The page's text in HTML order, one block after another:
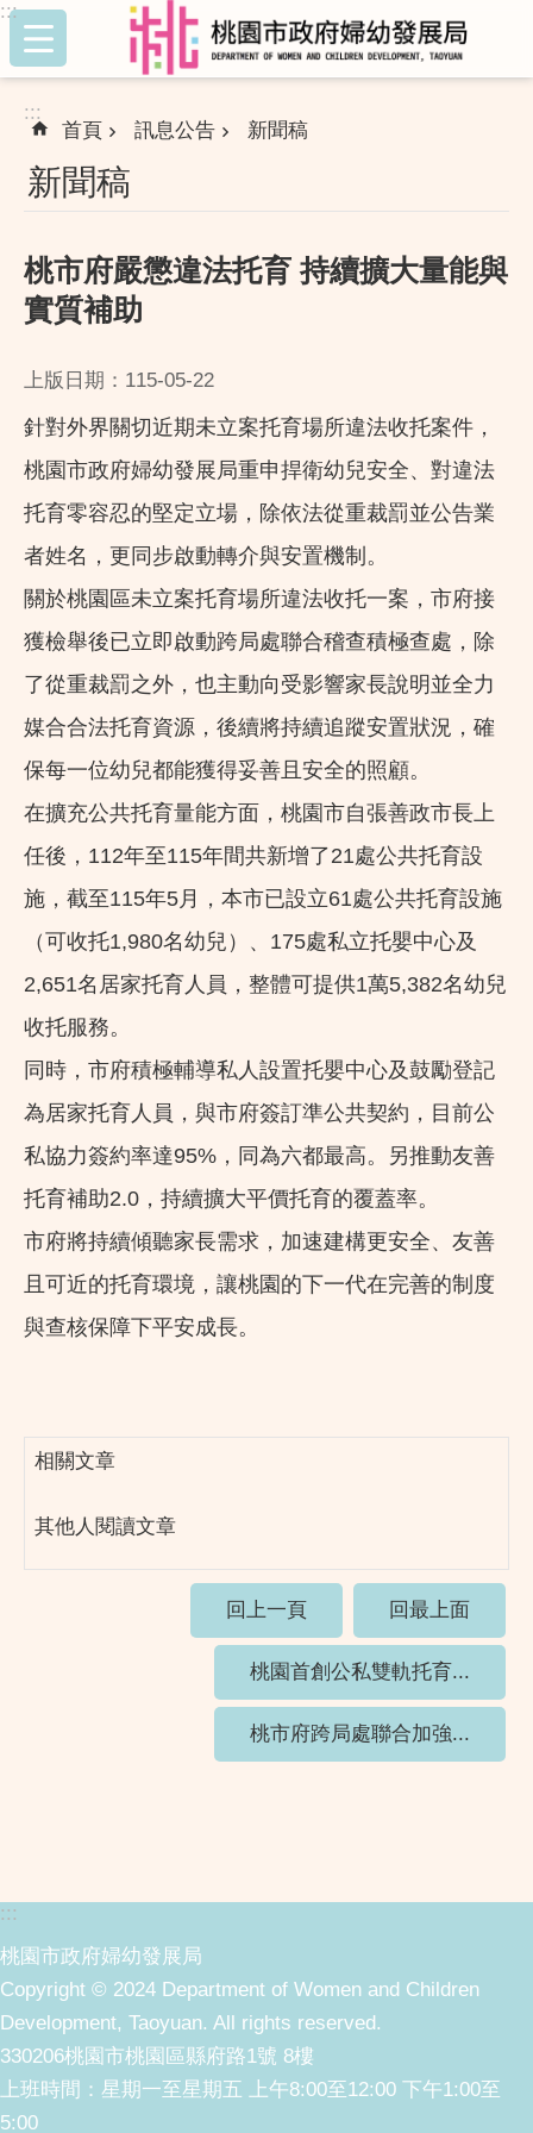
跳到主要內容區塊
:::
:::
首頁 訊息公告 新聞稿
新聞稿
桃市府嚴懲違法托育 持續擴大量能與
實質補助
上版日期：115-05-22
針對外界關切近期未立案托育場所違法收托案件，
桃園市政府婦幼發展局重申捍衛幼兒安全、對違法
托育零容忍的堅定立場，除依法從重裁罰並公告業
者姓名，更同步啟動轉介與安置機制。
關於桃園區未立案托育場所違法收托一案，市府接
獲檢舉後已立即啟動跨局處聯合稽查積極查處，除
了從重裁罰之外，也主動向受影響家長說明並全力
媒合合法托育資源，後續將持續追蹤安置狀況，確
保每一位幼兒都能獲得妥善且安全的照顧。
在擴充公共托育量能方面，桃園市自張善政市長上
任後，112年至115年間共新增了21處公共托育設
施，截至115年5月，本市已設立61處公共托育設施
（可收托1,980名幼兒）、175處私立托嬰中心及
2,651名居家托育人員，整體可提供1萬5,382名幼兒
收托服務。
同時，市府積極輔導私人設置托嬰中心及鼓勵登記
為居家托育人員，與市府簽訂準公共契約，目前公
私協力簽約率達95%，同為六都最高。另推動友善
托育補助2.0，持續擴大平價托育的覆蓋率。
市府將持續傾聽家長需求，加速建構更安全、友善
且可近的托育環境，讓桃園的下一代在完善的制度
與查核保障下平安成長。
相關文章
其他人閱讀文章
回上一頁 回最上面
桃園首創公私雙軌托育...
桃市府跨局處聯合加強...
:::
桃園市政府婦幼發展局
Copyright © 2024 Department of Women and Children
Development, Taoyuan. All rights reserved.
330206桃園市桃園區縣府路1號 8樓
上班時間：星期一至星期五 上午8:00至12:00 下午1:00至
5:00